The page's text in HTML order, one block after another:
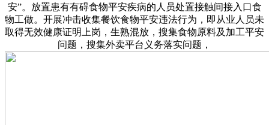
安”。放置患有有碍食物平安疾病的人员处置接触间接入口食
物工做。开展冲击收集餐饮食物平安违法行为，即从业人员未
取得无效健康证明上岗，生熟混放，搜集食物原料及加工平安
问题，搜集外卖平台义务落实问题，